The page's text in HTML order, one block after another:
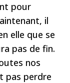
pour
il
elle que se
pas de fin.
nos
pas perdre